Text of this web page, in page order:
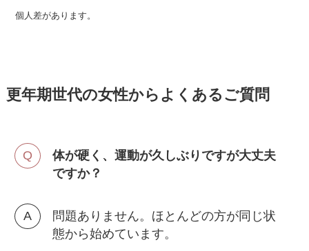
個人差があります。
更年期世代の女性からよくあるご質問
体が硬く、運動が久しぶりですが大丈夫
ですか？
問題ありません。ほとんどの方が同じ状
態から始めています。